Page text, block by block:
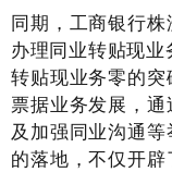
同期，工商银行
办理同业转贴现
转贴现业务零的
票据业务发展，
及加强同业沟通
的落地，不仅开